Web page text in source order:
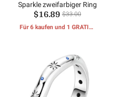
Sparkle zweifarbiger Ring
$16.89 $33.00
Für 6 kaufen und 1 GRATIS-